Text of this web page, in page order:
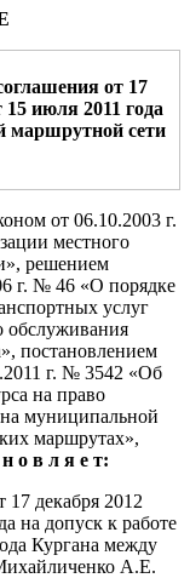
от 17
15 июля 2011 года
маршрутной сети
от 06.10.2003 г.
местного
решением
г. № 46 «О порядке
услуг
обслуживания
постановлением
г. № 3542 «Об
на право
на муниципальной
маршрутах»,
о в л я е т:
17 декабря 2012
на допуск к работе
Кургана между
А.Е.